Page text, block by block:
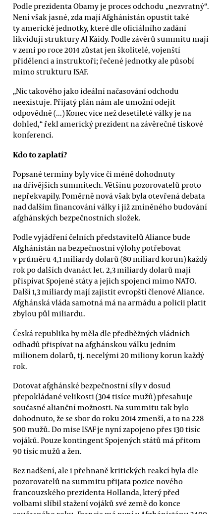
Podle prezidenta Obamy je proces odchodu „nezvratný“.
Není však jasné, zda mají Afghánistán opustit také
ty americké jednotky, které dle oficiálního zadání
likvidují struktury Al Káidy. Podle závěrů summitu mají
v zemi po roce 2014 zůstat jen školitelé, vojenští
přidělenci a instruktoři; řečené jednotky ale působí
mimo strukturu ISAF.
„Nic takového jako ideální načasování odchodu
neexistuje. Přijatý plán nám ale umožní odejít
odpovědně (...) Konec více než desetileté války je na
dohled,“ řekl americký prezident na závěrečné tiskové
konferenci.
Kdo to zaplatí?
Popsané termíny byly více či méně dohodnuty
na dřívějších summitech. Většinu pozorovatelů proto
nepřekvapily. Poměrně nová však byla otevřená debata
nad dalším financování války i již zmíněného budování
afghánských bezpečnostních složek.
Podle vyjádření čelních představitelů Aliance bude
Afghánistán na bezpečnostní výlohy potřebovat
v průměru 4,1 miliardy dolarů (80 miliard korun) každý
rok po dalších dvanáct let. 2,3 miliardy dolarů mají
přispívat Spojené státy a jejich spojenci mimo NATO.
Další 1,3 miliardy mají zajistit evropští členové Aliance.
Afghánská vláda samotná má na armádu a policii platit
zbylou půl miliardu.
Česká republika by měla dle předběžných vládních
odhadů přispívat na afghánskou válku jedním
milionem dolarů, tj. necelými 20 miliony korun každý
rok.
Dotovat afghánské bezpečnostní síly v dosud
přepokládané velikosti (304 tisíce mužů) přesahuje
současné alianční možnosti. Na summitu tak bylo
dohodnuto, že se sbor do roku 2014 zmenší, a to na 228
500 mužů. Do mise ISAF je nyní zapojeno přes 130 tisíc
vojáků. Pouze kontingent Spojených států má přitom
90 tisíc mužů a žen.
Bez nadšení, ale i přehnaně kritických reakcí byla dle
pozorovatelů na summitu přijata pozice nového
francouzského prezidenta Hollanda, který před
volbami slíbil stažení vojáků své země do konce